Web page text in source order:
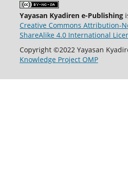
Yayasan Kyadiren e-Publishing
Creative Commons Attribution-
ShareAlike 4.0 International
Copyright ©2022 Yayasan
Knowledge Project OMP